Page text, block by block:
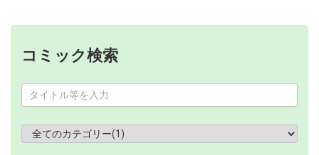
コミック検索